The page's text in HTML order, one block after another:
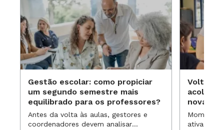
Gestão escolar: como propiciar
um segundo semestre mais
equilibrado para os professores?
Antes da volta às aulas, gestores e
coordenadores devem analisar
Volta às
novas
ativa